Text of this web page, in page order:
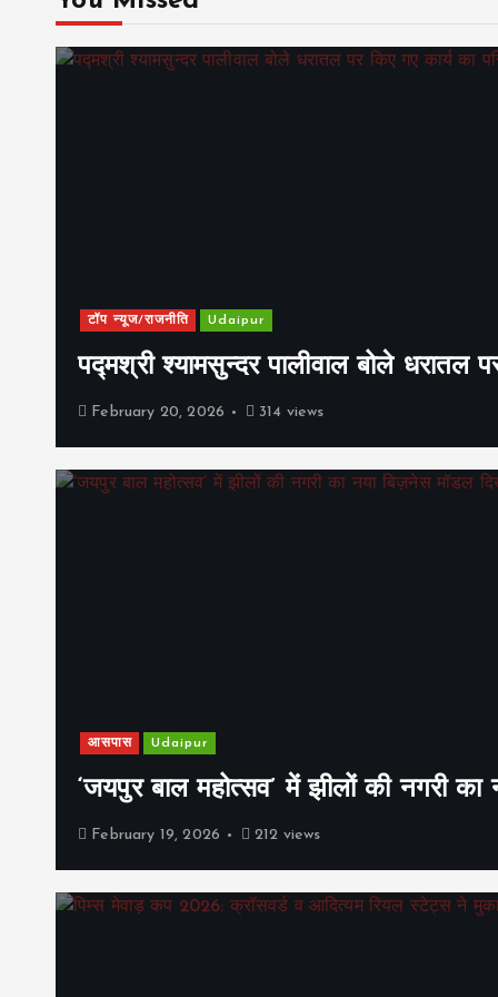
टॉप न्यूज/राजनीति Udaipur
पद्मश्री श्यामसुन्दर पालीवाल बोले धरातल
February 20, 2026 314 views
आसपास Udaipur
‘जयपुर बाल महोत्सव’ में झीलों की नगरी
February 19, 2026 212 views